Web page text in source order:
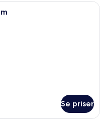
bäddad säng med
Se priser